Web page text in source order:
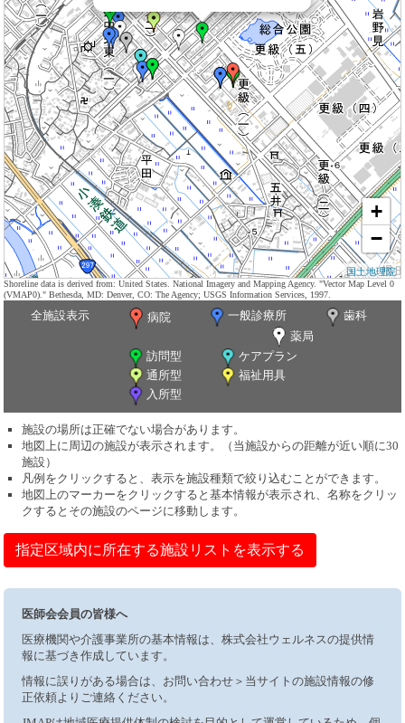
+
−
国土地理院
Shoreline data is derived from: United States. National Imagery and Mapping Agency. "Vector Map Level 0
(VMAP0)." Bethesda, MD: Denver, CO: The Agency; USGS Information Services, 1997.
全施設表示 病院 一般診療所
歯科
薬局
訪問型
ケアプラン
通所型
福祉用具
入所型
施設の場所は正確でない場合があります。
地図上に周辺の施設が表示されます。（当施設からの距離が近い順に30
施設）
凡例をクリックすると、表示を施設種類で絞り込むことができます。
地図上のマーカーをクリックすると基本情報が表示され、名称をクリッ
クするとその施設のページに移動します。
指定区域内に所在する施設リストを表示する
医師会会員の皆様へ
医療機関や介護事業所の基本情報は、株式会社ウェルネスの提供情
報に基づき作成しています。
情報に誤りがある場合は、お問い合わせ＞当サイトの施設情報の修
正依頼よりご連絡ください。